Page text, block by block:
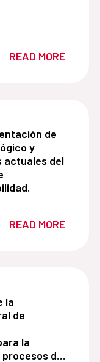
READ MORE
de un
de
y
actuales del
READ MORE
la estrategia
la
de
la
de